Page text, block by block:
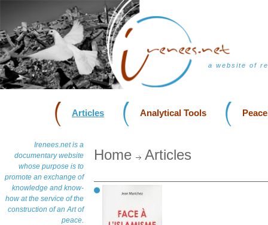
a website of
Articles Analytical Tools
Irenees.net is a
documentary website
whose purpose is to
promote an exchange of
knowledge and know-
how at the service of the
construction of an Art of
peace.
Home Articles